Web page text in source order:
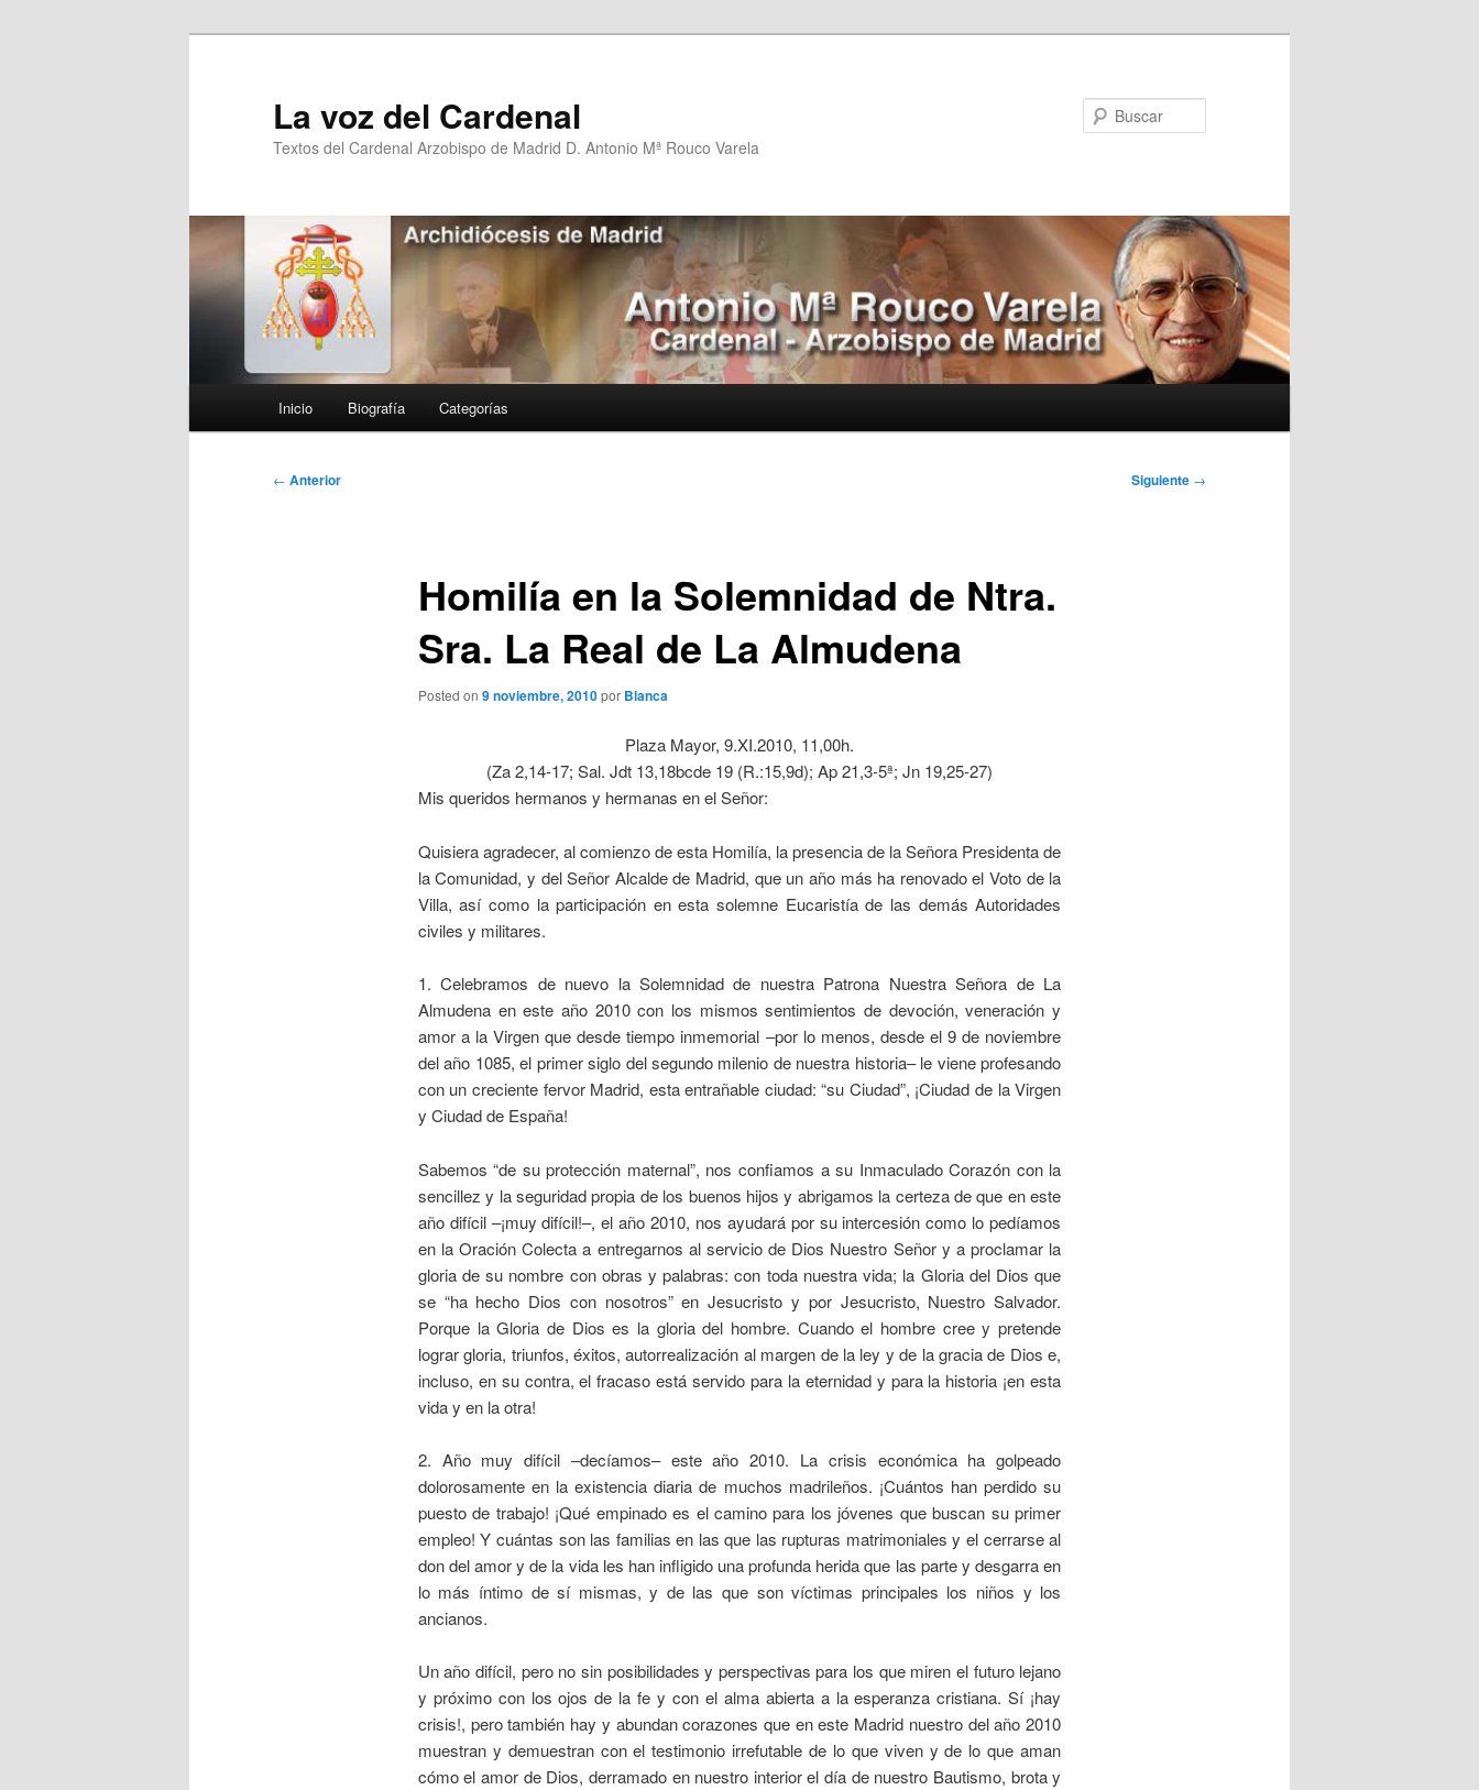
La voz del Cardenal
Textos del Cardenal Arzobispo de Madrid D. Antonio Mª Rouco Varela
Inicio Biografía Categorías
Navegación
← Anterior Siguiente →
Homilía en la Solemnidad de Ntra.
Sra. La Real de La Almudena
Posted on 9 noviembre, 2010por Blanca
Plaza Mayor, 9.XI.2010, 11,00h.
(Za 2,14-17; Sal. Jdt 13,18bcde 19 (R.:15,9d); Ap 21,3-5ª; Jn 19,25-27)
Mis queridos hermanos y hermanas en el Señor:
Quisiera agradecer, al comienzo de esta Homilía, la presencia de la Señora Presidenta de
la Comunidad, y del Señor Alcalde de Madrid, que un año más ha renovado el Voto de la
Villa, así como la participación en esta solemne Eucaristía de las demás Autoridades
civiles y militares.
1. Celebramos de nuevo la Solemnidad de nuestra Patrona Nuestra Señora de La
Almudena en este año 2010 con los mismos sentimientos de devoción, veneración y
amor a la Virgen que desde tiempo inmemorial –por lo menos, desde el 9 de noviembre
del año 1085, el primer siglo del segundo milenio de nuestra historia– le viene profesando
con un creciente fervor Madrid, esta entrañable ciudad: “su Ciudad”, ¡Ciudad de la Virgen
y Ciudad de España!
Sabemos “de su protección maternal”, nos confiamos a su Inmaculado Corazón con la
sencillez y la seguridad propia de los buenos hijos y abrigamos la certeza de que en este
año difícil –¡muy difícil!–, el año 2010, nos ayudará por su intercesión como lo pedíamos
en la Oración Colecta a entregarnos al servicio de Dios Nuestro Señor y a proclamar la
gloria de su nombre con obras y palabras: con toda nuestra vida; la Gloria del Dios que
se “ha hecho Dios con nosotros” en Jesucristo y por Jesucristo, Nuestro Salvador.
Porque la Gloria de Dios es la gloria del hombre. Cuando el hombre cree y pretende
lograr gloria, triunfos, éxitos, autorrealización al margen de la ley y de la gracia de Dios e,
incluso, en su contra, el fracaso está servido para la eternidad y para la historia ¡en esta
vida y en la otra!
2. Año muy difícil –decíamos– este año 2010. La crisis económica ha golpeado
dolorosamente en la existencia diaria de muchos madrileños. ¡Cuántos han perdido su
puesto de trabajo! ¡Qué empinado es el camino para los jóvenes que buscan su primer
empleo! Y cuántas son las familias en las que las rupturas matrimoniales y el cerrarse al
don del amor y de la vida les han infligido una profunda herida que las parte y desgarra en
lo más íntimo de sí mismas, y de las que son víctimas principales los niños y los
ancianos.
Un año difícil, pero no sin posibilidades y perspectivas para los que miren el futuro lejano
y próximo con los ojos de la fe y con el alma abierta a la esperanza cristiana. Sí ¡hay
crisis!, pero también hay y abundan corazones que en este Madrid nuestro del año 2010
muestran y demuestran con el testimonio irrefutable de lo que viven y de lo que aman
cómo el amor de Dios, derramado en nuestro interior el día de nuestro Bautismo, brota y